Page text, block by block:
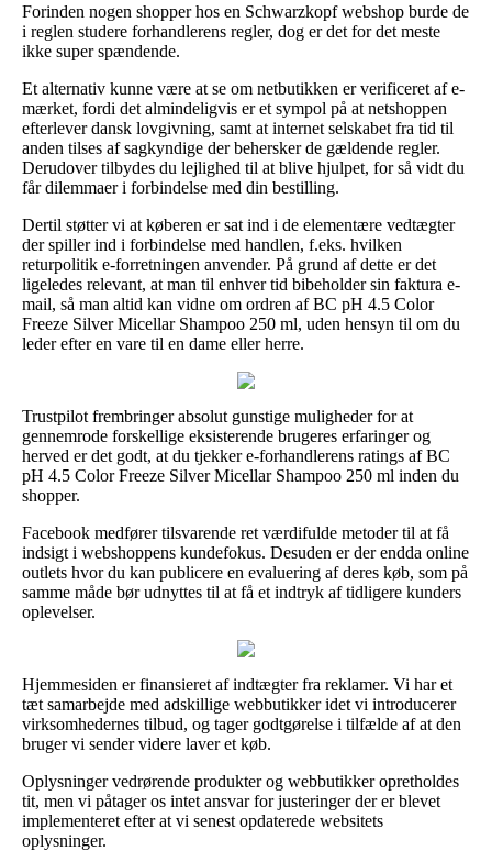
Forinden nogen shopper hos en Schwarzkopf webshop burde de
i reglen studere forhandlerens regler, dog er det for det meste
ikke super spændende.
Et alternativ kunne være at se om netbutikken er verificeret af e-
mærket, fordi det almindeligvis er et sympol på at netshoppen
efterlever dansk lovgivning, samt at internet selskabet fra tid til
anden tilses af sagkyndige der behersker de gældende regler.
Derudover tilbydes du lejlighed til at blive hjulpet, for så vidt du
får dilemmaer i forbindelse med din bestilling.
Dertil støtter vi at køberen er sat ind i de elementære vedtægter
der spiller ind i forbindelse med handlen, f.eks. hvilken
returpolitik e-forretningen anvender. På grund af dette er det
ligeledes relevant, at man til enhver tid bibeholder sin faktura e-
mail, så man altid kan vidne om ordren af BC pH 4.5 Color
Freeze Silver Micellar Shampoo 250 ml, uden hensyn til om du
leder efter en vare til en dame eller herre.
Trustpilot frembringer absolut gunstige muligheder for at
gennemrode forskellige eksisterende brugeres erfaringer og
herved er det godt, at du tjekker e-forhandlerens ratings af BC
pH 4.5 Color Freeze Silver Micellar Shampoo 250 ml inden du
shopper.
Facebook medfører tilsvarende ret værdifulde metoder til at få
indsigt i webshoppens kundefokus. Desuden er der endda online
outlets hvor du kan publicere en evaluering af deres køb, som på
samme måde bør udnyttes til at få et indtryk af tidligere kunders
oplevelser.
Hjemmesiden er finansieret af indtægter fra reklamer. Vi har et
tæt samarbejde med adskillige webbutikker idet vi introducerer
virksomhedernes tilbud, og tager godtgørelse i tilfælde af at den
bruger vi sender videre laver et køb.
Oplysninger vedrørende produkter og webbutikker opretholdes
tit, men vi påtager os intet ansvar for justeringer der er blevet
implementeret efter at vi senest opdaterede websitets
oplysninger.